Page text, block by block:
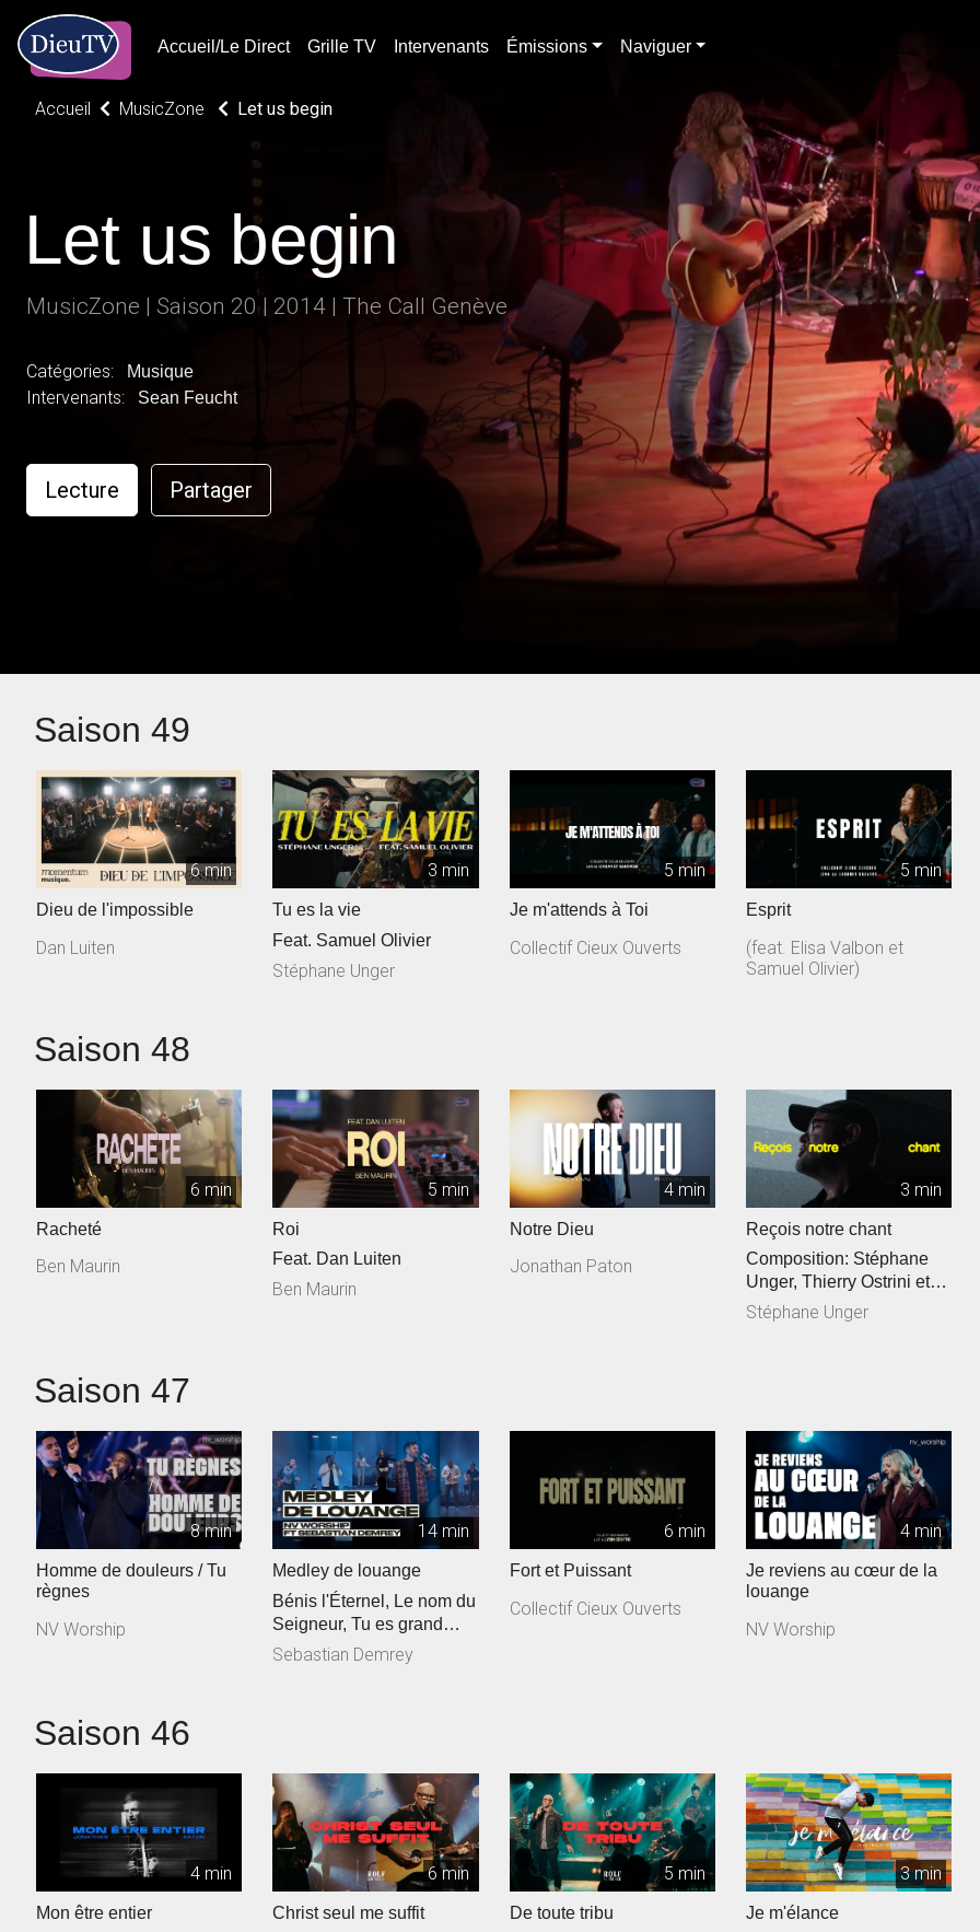
Accueil/Le Direct Grille TV Intervenants Émissions Naviguer
Accueil MusicZone Let us begin
Let us begin
MusicZone | Saison 20 | 2014 | The Call Genève
Catégories: Musique
Intervenants: Sean Feucht
Lecture Partager
Saison 49
6 min
Dieu de l'impossible
Dan Luiten
3 min
Tu es la vie
Feat. Samuel Olivier
Stéphane Unger
5 min
Je m'attends à Toi
Collectif Cieux Ouverts
5 min
Esprit
(feat. Elisa Valbon et
Samuel Olivier)
Saison 48
6 min
Racheté
Ben Maurin
5 min
Roi
Feat. Dan Luiten
Ben Maurin
4 min
Notre Dieu
Jonathan Paton
3 min
Reçois notre chant
Composition: Stéphane
Unger, Thierry Ostrini et
Siméon Freymond
Stéphane Unger
Saison 47
8 min
Homme de douleurs / Tu
règnes
NV Worship
14 min
Medley de louange
Bénis l'Éternel, Le nom du
Seigneur, Tu es grand
Seigneur
Sebastian Demrey
6 min
Fort et Puissant
Collectif Cieux Ouverts
4 min
Je reviens au cœur de la
louange
NV Worship
Saison 46
4 min
Mon être entier
6 min
Christ seul me suffit
5 min
De toute tribu
3 min
Je m'élance